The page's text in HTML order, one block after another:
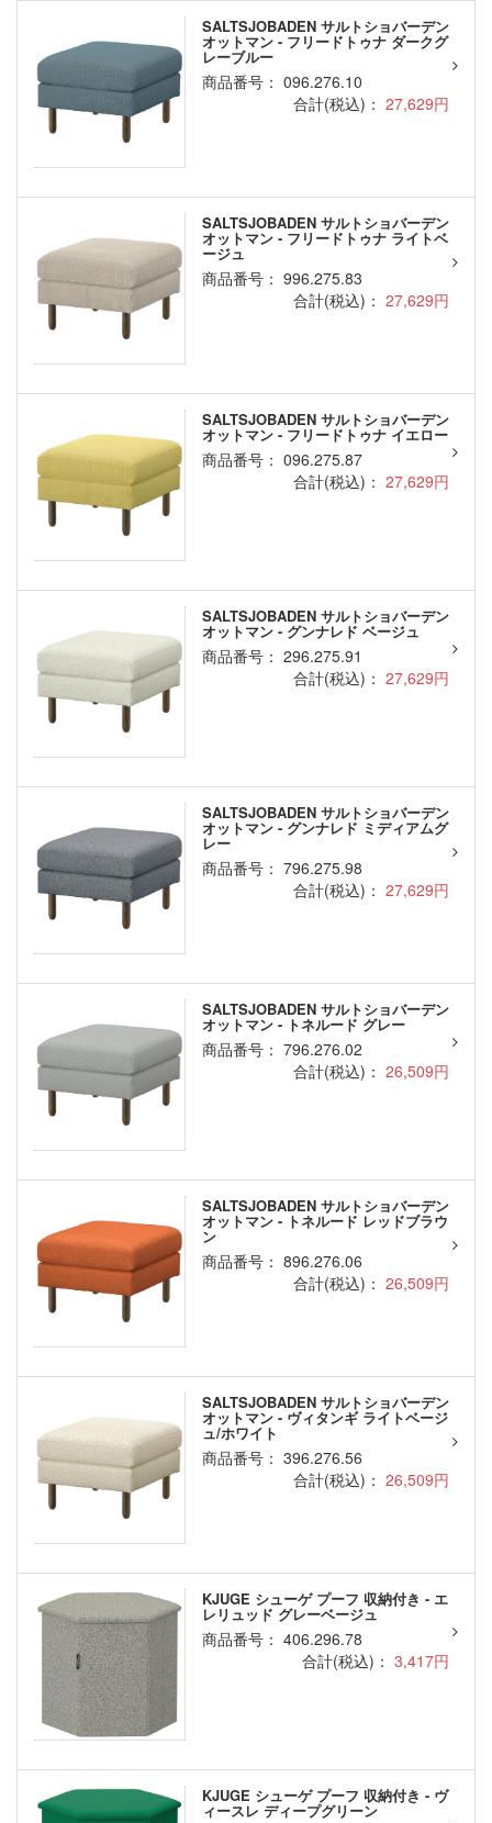
SALTSJOBADEN サルトショバーデン
オットマン - フリードトゥナ ダークグ
レーブルー
商品番号： 096.276.10
合計(税込)： 27,629円
SALTSJOBADEN サルトショバーデン
オットマン - フリードトゥナ ライトベ
ージュ
商品番号： 996.275.83
合計(税込)： 27,629円
SALTSJOBADEN サルトショバーデン
オットマン - フリードトゥナ イエロー
商品番号： 096.275.87
合計(税込)： 27,629円
SALTSJOBADEN サルトショバーデン
オットマン - グンナレド ベージュ
商品番号： 296.275.91
合計(税込)： 27,629円
SALTSJOBADEN サルトショバーデン
オットマン - グンナレド ミディアムグ
レー
商品番号： 796.275.98
合計(税込)： 27,629円
SALTSJOBADEN サルトショバーデン
オットマン - トネルード グレー
商品番号： 796.276.02
合計(税込)： 26,509円
SALTSJOBADEN サルトショバーデン
オットマン - トネルード レッドブラウ
ン
商品番号： 896.276.06
合計(税込)： 26,509円
SALTSJOBADEN サルトショバーデン
オットマン - ヴィタンギ ライトベージ
ュ/ホワイト
商品番号： 396.276.56
合計(税込)： 26,509円
KJUGE シューゲ プーフ 収納付き - エ
レリュッド グレーベージュ
商品番号： 406.296.78
合計(税込)： 3,417円
KJUGE シューゲ プーフ 収納付き - ヴ
ィースレ ディープグリーン